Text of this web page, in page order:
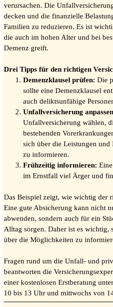
verursachen. Die
decken und die finanzielle
Familien zu reduzieren. Es ist
die auch im hohen Alter und bei
Demenz greift.
Drei Tipps für den richtigen
Demenzklausel prüfen: Die
sollte eine Demenzklausel
auch deliktsunfähige
Unfallversicherung
Unfallversicherung wählen,
bestehenden
sich über die Leistungen und
zu informieren.
Frühzeitig informieren:
im Ernstfall viel Ärger und
Das Beispiel zeigt, wie wichtig der
Eine gute Absicherung kann nicht
abwenden, sondern auch für ein
Alltag sorgen. Daher ist es wichtig,
über die Möglichkeiten zu
Fragen rund um die Unfall- und
beantworten die
einer kostenlosen Erstberatung
10 bis 13 Uhr und mittwochs von